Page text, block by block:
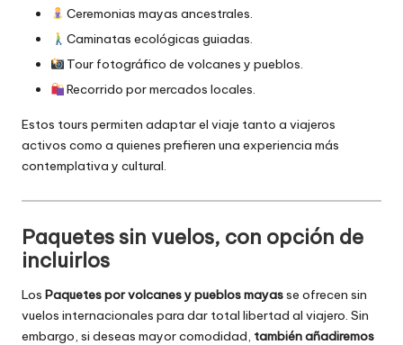
Ceremonias mayas ancestrales.
Caminatas ecológicas guiadas.
Tour fotográfico de volcanes y pueblos.
Recorrido por mercados locales.
Estos tours permiten adaptar el viaje tanto a viajeros
activos como a quienes prefieren una experiencia más
contemplativa y cultural.
Paquetes sin vuelos, con opción de
incluirlos
Los Paquetes por volcanes y pueblos mayasse ofrecen sin
vuelos internacionales para dar total libertad al viajero. Sin
embargo, si deseas mayor comodidad, también añadiremos